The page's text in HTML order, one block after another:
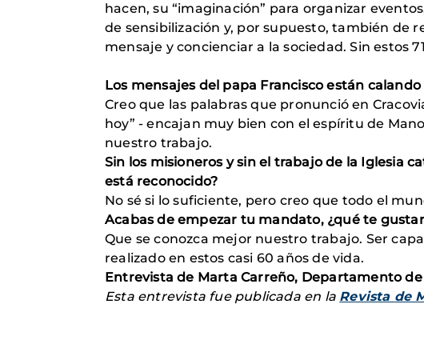
hacen, su “imaginación” para organizar
de sensibilización y, por supuesto, también de
mensaje y concienciar a la sociedad. Sin estos
Los mensajes del papa Francisco están
Creo que las palabras que pronunció en
hoy” - encajan muy bien con el espíritu de
nuestro trabajo.
Sin los misioneros y sin el trabajo de la Iglesia
está reconocido?
No sé si lo suficiente, pero creo que todo el
Acabas de empezar tu mandato, ¿qué te
Que se conozca mejor nuestro trabajo. Ser
realizado en estos casi 60 años de vida.
Entrevista de Marta Carreño, Departamento
Esta entrevista fue publicada en la Revista de